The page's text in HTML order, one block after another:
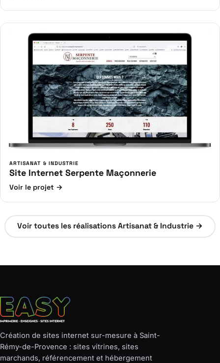
ARTISANAT & INDUSTRIE
Site Internet Serpente Maçonnerie
Voir le projet →
Voir toutes les réalisations Artisanat & Industrie →
Création de sites internet sur-mesure à Saint-
Rémy-de-Provence : sites vitrines, sites
marchands, référencement et hébergement